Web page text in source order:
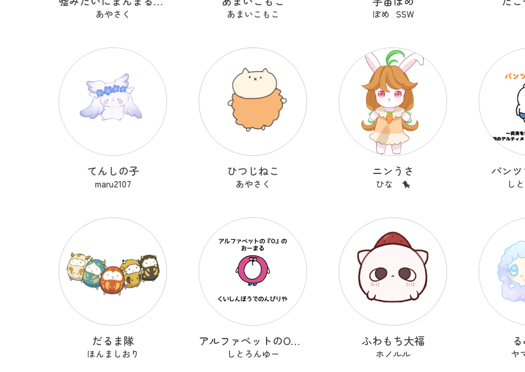
あやさく あまいこもこ ぽめ_SSW
てんしの子
maru2107
ひつじねこ
あやさく
ニンうさ
ひな 🐤
パン
し
だるま隊
ほんましおり
アルファベットのOのおーまる
しとろんゆー
ふわもち大福
ホノルル ヤ